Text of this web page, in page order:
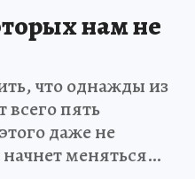
нам не
что однажды из
пять
даже не
меняться…